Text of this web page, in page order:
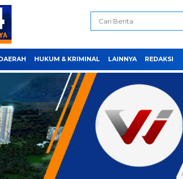
HUKUM & KRIMINAL LAINNYA REDAKSI